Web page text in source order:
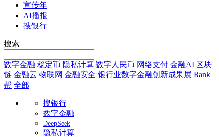
宣传年
AI播报
搜银行
搜索
数字金融 稳定币 隐私计算 数字人民币 网络支付 金融AI 区块
链 金融云 物联网 金融安全 银行业数字金融创新成果展 Bank
帮 全部
搜银行
数字金融
DeepSeek
隐私计算